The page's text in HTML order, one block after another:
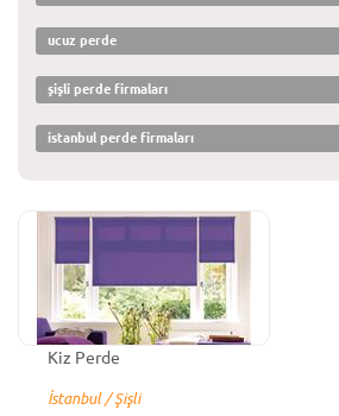
ucuz perde
şişli perde firmaları
istanbul perde firmaları
Kiz Perde
İstanbul / Şişli